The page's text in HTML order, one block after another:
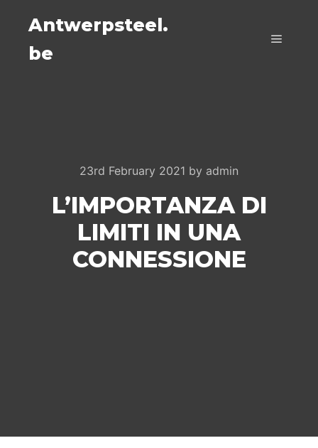
Antwerpsteel.
be
23rd February 2021 by admin
L’IMPORTANZA DI
LIMITI IN UNA
CONNESSIONE